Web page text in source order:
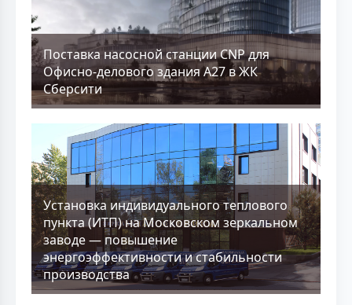
Поставка насосной станции CNP для
Офисно-делового здания А27 в ЖК
Сберсити
Установка индивидуального теплового
пункта (ИТП) на Московском зеркальном
заводе — повышение
энергоэффективности и стабильности
производства